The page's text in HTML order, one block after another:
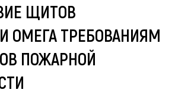
ЩИТОВ
ОМЕГА ТРЕБОВАНИЯМ
ПОЖАРНОЙ